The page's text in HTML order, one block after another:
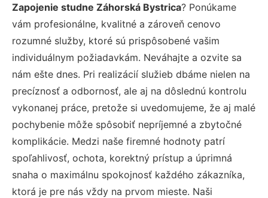
Zapojenie studne Záhorská Bystrica? Ponúkame
vám profesionálne, kvalitné a zároveň cenovo
rozumné služby, ktoré sú prispôsobené vašim
individuálnym požiadavkám. Neváhajte a ozvite sa
nám ešte dnes. Pri realizácií služieb dbáme nielen na
precíznosť a odbornosť, ale aj na dôslednú kontrolu
vykonanej práce, pretože si uvedomujeme, že aj malé
pochybenie môže spôsobiť nepríjemné a zbytočné
komplikácie. Medzi naše firemné hodnoty patrí
spoľahlivosť, ochota, korektný prístup a úprimná
snaha o maximálnu spokojnosť každého zákazníka,
ktorá je pre nás vždy na prvom mieste. Naši